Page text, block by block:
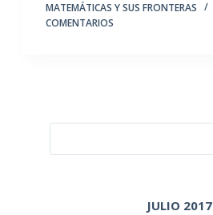
MATEMÁTICAS Y SUS FRONTERAS
COMENTARIOS
JULIO 2017